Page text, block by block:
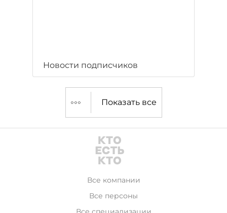
Новости подписчиков
Показать все
Все компании
Все персоны